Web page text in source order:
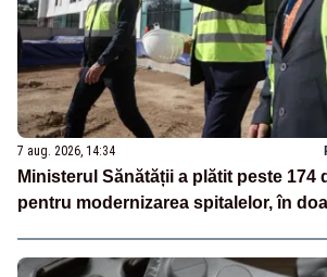
7 aug. 2026, 14:34
Ministerul Sănătății a plătit peste 174
pentru modernizarea spitalelor, în